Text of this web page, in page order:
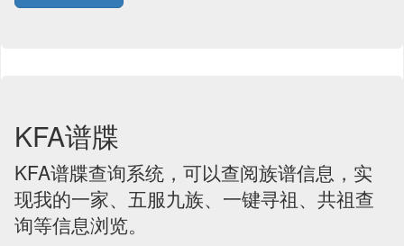
KFA谱牒
KFA谱牒查询系统，可以查阅族谱信息，实
现我的一家、五服九族、一键寻祖、共祖查
询等信息浏览。